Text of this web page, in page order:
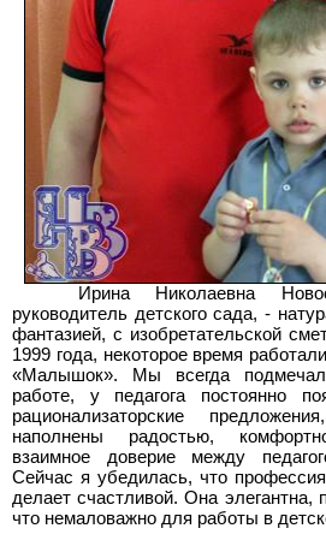
Ирина Николаевна
руководитель детского сада, -
фантазией, с изобретательской
1999 года, некоторое время
«Малышок». Мы всегда
работе, у педагога постоянно
рационализаторские
наполнены радостью,
взаимное доверие между
Сейчас я убедилась, что
делает счастливой. Она элегантна,
что немаловажно для работы в